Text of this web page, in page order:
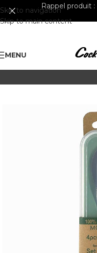
Skip to navigation
Skip to main content
Rappel produit :
MENU